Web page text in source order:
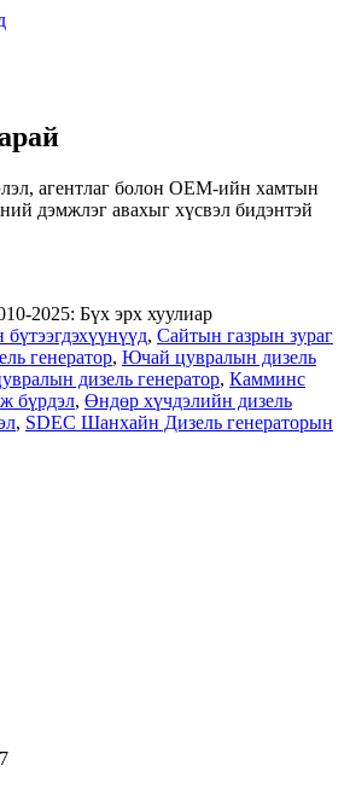
агентлаг болон OEM-ийн хамтын
дэмжлэг авахыг хүсвэл бидэнтэй
2025: Бүх эрх хуулиар
бүтээгдэхүүнүүд, Сайтын газрын зураг
генератор, Ючай цувралын дизель
дизель генератор, Камминс
бүрдэл, Өндөр хүчдэлийн дизель
, SDEC Шанхайн Дизель генераторын